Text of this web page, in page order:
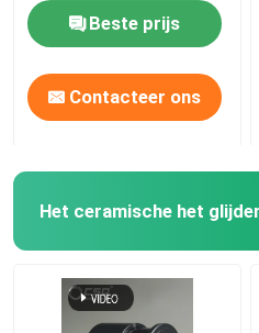
Beste prijs
Contacteer ons
Het ceramische het